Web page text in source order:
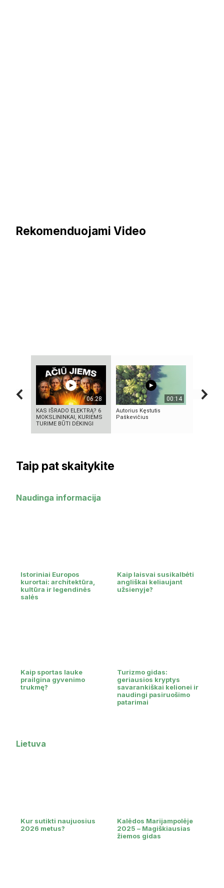
Rekomenduojami Video
06:28
KAS IŠRADO ELEKTRĄ? 6
MOKSLININKAI, KURIEMS
TURIME BŪTI DĖKINGI
00:14
Autorius Kęstutis
Paškevičius
Taip pat skaitykite
Naudinga informacija
Istoriniai Europos
kurortai: architektūra,
kultūra ir legendinės
salės
Kaip laisvai susikalbėti
angliškai keliaujant
užsienyje?
Kaip sportas lauke
prailgina gyvenimo
trukmę?
Turizmo gidas:
geriausios kryptys
savarankiškai kelionei ir
naudingi pasiruošimo
patarimai
Lietuva
Kur sutikti naujuosius
2026 metus?
Kalėdos Marijampolėje
2025 – Magiškiausias
žiemos gidas